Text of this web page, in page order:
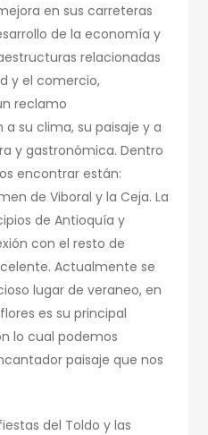
en sus carreteras
de la economía y
relacionadas
y el comercio,
reclamo
su clima, su paisaje y a
y gastronómica. Dentro
encontrar están:
de Viboral y la Ceja. La
de Antioquía y
con el resto de
Actualmente se
lugar de veraneo, en
es su principal
lo cual podemos
paisaje que nos
del Toldo y las